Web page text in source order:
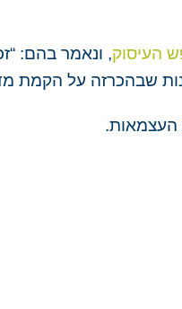
העיסוק​, ונאמר בהם:
שבהכרזה על הקמת